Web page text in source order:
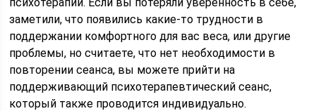
заметили, что появились какие-то трудности в
поддержании комфортного для вас веса, или другие
проблемы, но считаете, что нет необходимости в
повторении сеанса, вы можете прийти на
поддерживающий психотерапевтический сеанс,
который также проводится индивидуально.